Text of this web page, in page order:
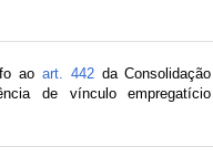
ao art. 442da
de vínculo